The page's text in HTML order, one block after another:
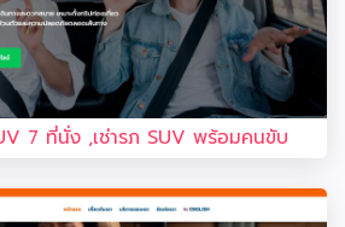
7 ที่นั่ง ,เช่ารภ SUV พร้อมคนขับ